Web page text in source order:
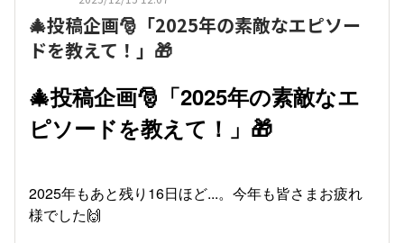
🎄投稿企画🎅「2025年の素敵なエピソー
ドを教えて！」🎁
🎄投稿企画🎅「2025年の素敵なエ
ピソードを教えて！」🎁
2025年もあと残り16日ほど...。今年も皆さまお疲れ
様でした🙌